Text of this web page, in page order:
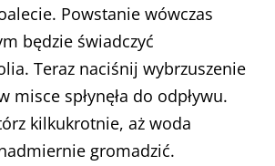
Powstanie wówczas
będzie świadczyć
Teraz naciśnij wybrzuszenie
misce spłynęła do odpływu.
kilkukrotnie, aż woda
gromadzić.